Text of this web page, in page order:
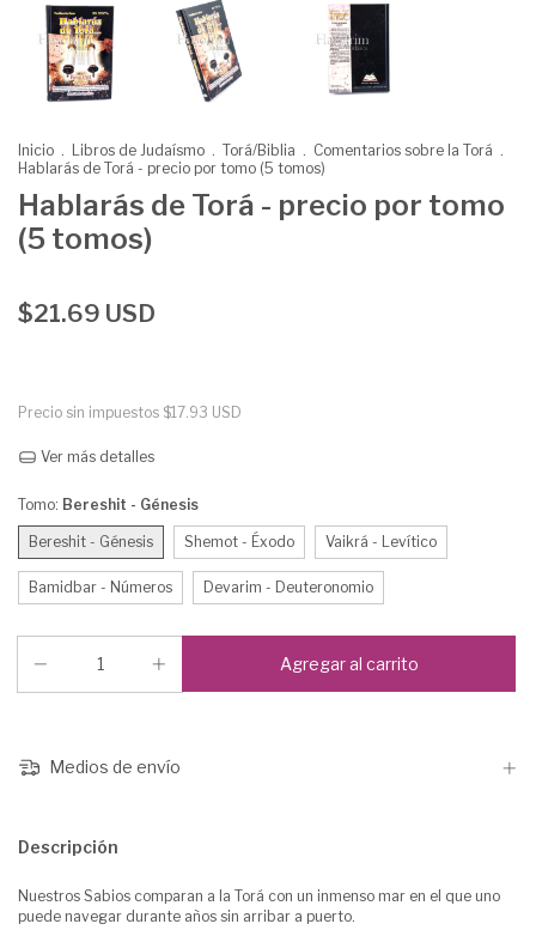
Inicio . Libros de Judaísmo . Torá/Biblia . Comentarios sobre la Torá .
Hablarás de Torá - precio por tomo (5 tomos)
Hablarás de Torá - precio por tomo
(5 tomos)
$21.69 USD
Precio sin impuestos $17.93 USD
Ver más detalles
Tomo: Bereshit - Génesis
Bereshit - Génesis Shemot - Éxodo Vaikrá - Levítico
Bamidbar - Números Devarim - Deuteronomio
Medios de envío
Descripción
Nuestros Sabios comparan a la Torá con un inmenso mar en el que uno
puede navegar durante años sin arribar a puerto.